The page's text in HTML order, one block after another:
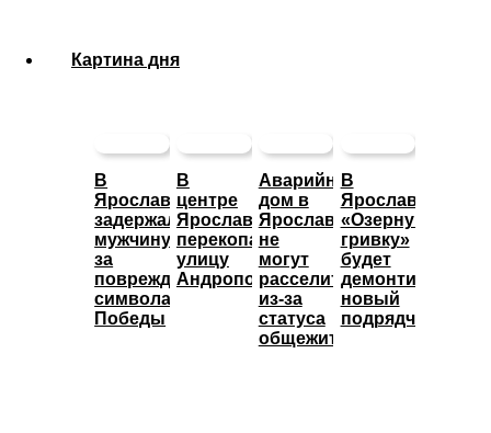
Картина дня
В
Ярославле
задержали
мужчину
за
повреждение
символа
Победы
В
центре
Ярославля
перекопали
улицу
Андропова
Аварийный
дом в
Ярославле
не
могут
расселить
из-за
статуса
общежития
В
Ярославле
«Озерную
гривку»
будет
демонтировать
новый
подрядчик